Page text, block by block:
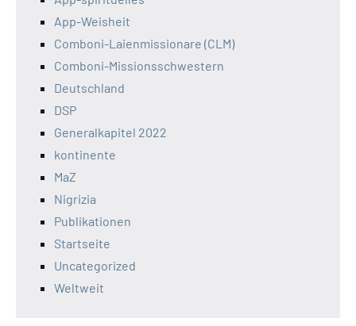
App-Weisheit
Comboni-Laienmissionare (CLM)
Comboni-Missionsschwestern
Deutschland
DSP
Generalkapitel 2022
kontinente
MaZ
Nigrizia
Publikationen
Startseite
Uncategorized
Weltweit